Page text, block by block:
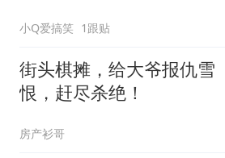
小Q爱搞笑 1跟贴
街头棋摊，给大爷报仇雪
恨，赶尽杀绝！
房产衫哥